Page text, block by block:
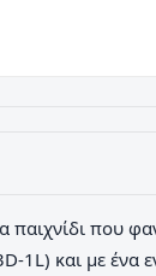
που
1L) και με